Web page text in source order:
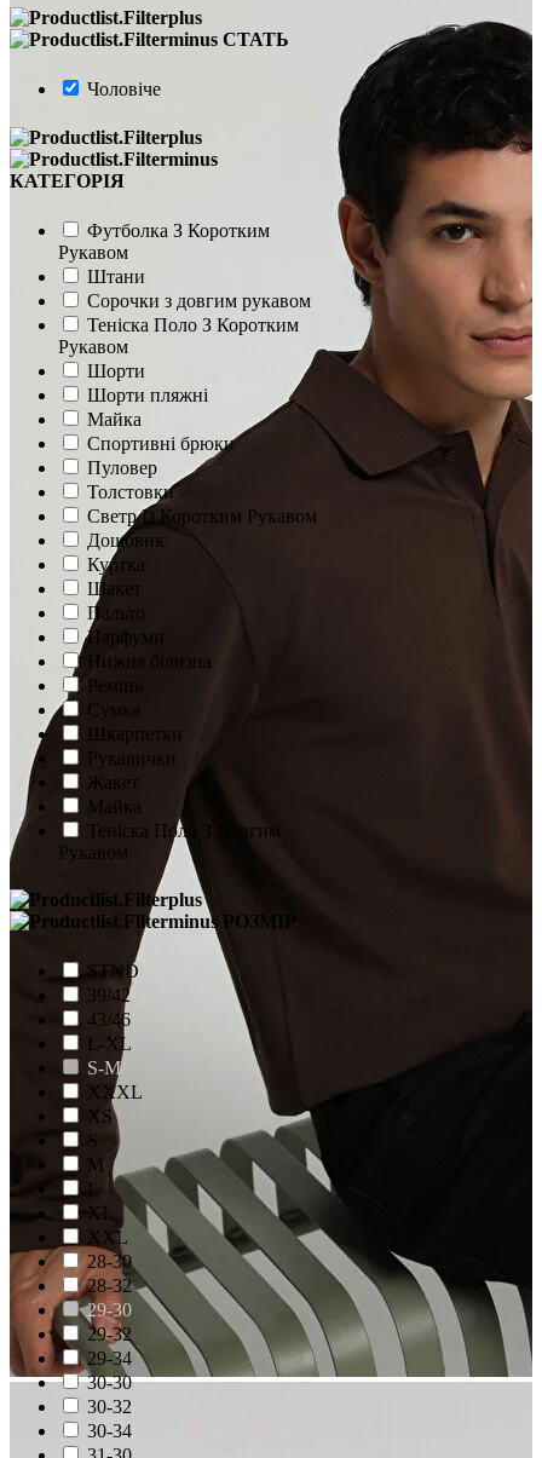
СТАТЬ
Чоловіче
КАТЕГОРІЯ
Футболка З Коротким
Рукавом
Штани
Сорочки з довгим рукавом
Теніска Поло З Коротким
Рукавом
Шорти
Шорти пляжні
Майка
Спортивні брюки
Пуловер
Толстовки
Светр Із Коротким Рукавом
Дощовик
Куртка
Шакет
Пальто
Парфуми
Нижня білизна
Ремінь
Сумка
Шкарпетки
Рукавички
Жакет
Майка
Теніска Поло З Довгим
Рукавом
РОЗМІР
STND
39/42
43/46
L-XL
S-M
XXXL
XS
S
M
L
XL
XXL
28-30
28-32
29-30
29-32
29-34
30-30
30-32
30-34